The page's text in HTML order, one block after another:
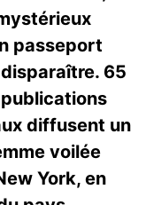
passeport
65
diffusent un
voilée
York, en